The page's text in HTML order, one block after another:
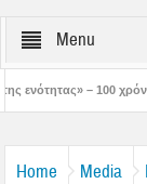
Menu
ζωής και προσφοράς
Home Media